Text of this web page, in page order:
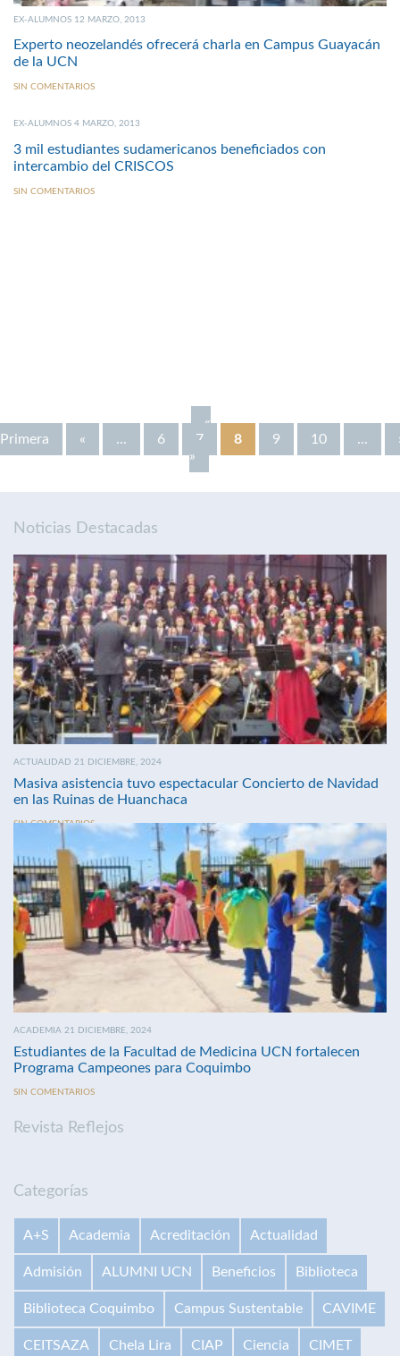
EX-ALUMNOS 12 MARZO, 2013
Experto neozelandés ofrecerá charla en Campus Guayacán
de la UCN
SIN COMENTARIOS
EX-ALUMNOS 4 MARZO, 2013
3 mil estudiantes sudamericanos beneficiados con
intercambio del CRISCOS
SIN COMENTARIOS
«
Primera
« ... 6 7 8 9 10 ...
»
Noticias Destacadas
ACTUALIDAD 21 DICIEMBRE, 2024
Masiva asistencia tuvo espectacular Concierto de Navidad
en las Ruinas de Huanchaca
SIN COMENTARIOS
ACADEMIA 21 DICIEMBRE, 2024
Estudiantes de la Facultad de Medicina UCN fortalecen
Programa Campeones para Coquimbo
SIN COMENTARIOS
Revista Reflejos
Categorías
A+S Academia Acreditación Actualidad
Admisión ALUMNI UCN Beneficios Biblioteca
Biblioteca Coquimbo Campus Sustentable CAVIME
CEITSAZA Chela Lira CIAP Ciencia CIMET